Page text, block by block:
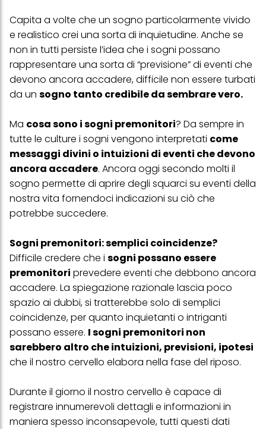
Capita a volte che un sogno particolarmente vivido
e realistico crei una sorta di inquietudine. Anche se
non in tutti persiste l’idea che i sogni possano
rappresentare una sorta di “previsione” di eventi che
devono ancora accadere, difficile non essere turbati
da un sogno tanto credibile da sembrare vero.
Ma cosa sono i sogni premonitori? Da sempre in
tutte le culture i sogni vengono interpretati come
messaggi divini o intuizioni di eventi che devono
ancora accadere. Ancora oggi secondo molti il
sogno permette di aprire degli squarci su eventi della
nostra vita fornendoci indicazioni su ciò che
potrebbe succedere.
Sogni premonitori: semplici coincidenze?
Difficile credere che i sogni possano essere
premonitori prevedere eventi che debbono ancora
accadere. La spiegazione razionale lascia poco
spazio ai dubbi, si tratterebbe solo di semplici
coincidenze, per quanto inquietanti o intriganti
possano essere. I sogni premonitori non
sarebbero altro che intuizioni, previsioni, ipotesi
che il nostro cervello elabora nella fase del riposo.
Durante il giorno il nostro cervello è capace di
registrare innumerevoli dettagli e informazioni in
maniera spesso inconsapevole, tutti questi dati